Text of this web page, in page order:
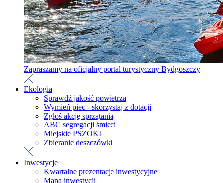
Zapraszamy na oficjalny portal turystyczny Bydgoszczy
Ekologia
Sprawdź jakość powietrza
Wymień piec - skorzystaj z dotacji
Zgłoś akcję sprzątania
ABC segregacji śmieci
Miejskie PSZOKI
Zbieranie deszczówki
Inwestycje
Kwartalne prezentacje inwestycyjne
Mapa inwestycji